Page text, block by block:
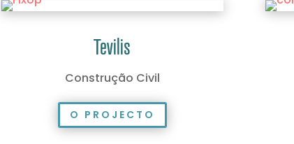
Tevilis
Construção Civil
O PROJECTO